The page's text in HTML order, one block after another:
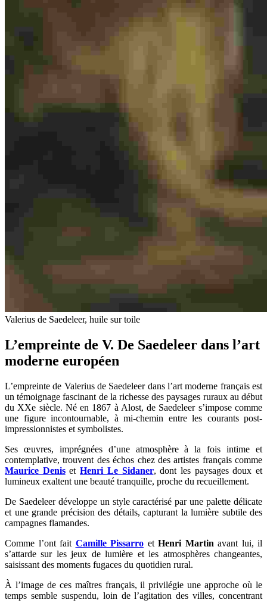
Valerius de Saedeleer, huile sur toile
L’empreinte de V. De Saedeleer dans l’art
moderne européen
L’empreinte de Valerius de Saedeleer dans l’art moderne français est
un témoignage fascinant de la richesse des paysages ruraux au début
du XXe siècle. Né en 1867 à Alost, de Saedeleer s’impose comme
une figure incontournable, à mi-chemin entre les courants post-
impressionnistes et symbolistes.
Ses œuvres, imprégnées d’une atmosphère à la fois intime et
contemplative, trouvent des échos chez des artistes français comme
Maurice DenisetHenri Le Sidaner, dont les paysages doux et
lumineux exaltent une beauté tranquille, proche du recueillement.
De Saedeleer développe un style caractérisé par une palette délicate
et une grande précision des détails, capturant la lumière subtile des
campagnes flamandes.
Comme l’ont fait Camille Pissarro et Henri Martin avant lui, il
s’attarde sur les jeux de lumière et les atmosphères changeantes,
saisissant des moments fugaces du quotidien rural.
À l’image de ces maîtres français, il privilégie une approche où le
temps semble suspendu, loin de l’agitation des villes, concentrant